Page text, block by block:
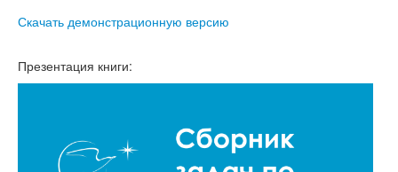
Скачать демонстрационную версию
Презентация книги: